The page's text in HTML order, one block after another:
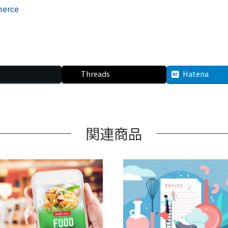
Threads Hatena
関連商品